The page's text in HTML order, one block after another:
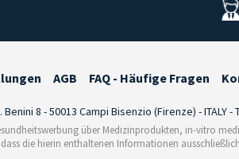
AGB FAQ - Häufige Fragen
Benini 8 - 50013 Campi Bisenzio (Firenze) - ITALY -
über Medizinprodukten, in-vitro
dass die hierin enthaltenen Informationen